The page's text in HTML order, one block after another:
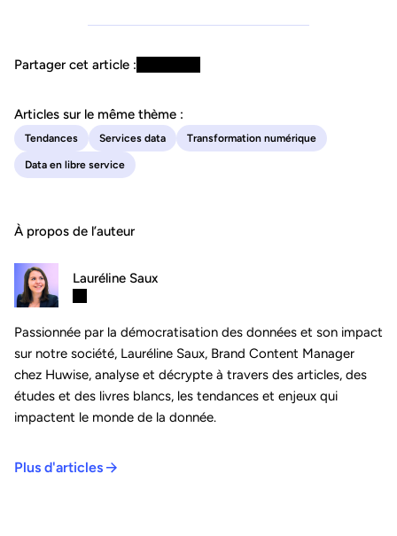
Partager cet article :
Articles sur le même thème :
Tendances Services data Transformation numérique
Data en libre service
À propos de l’auteur
Lauréline Saux
Passionnée par la démocratisation des données et son impact
sur notre société, Lauréline Saux, Brand Content Manager
chez Huwise, analyse et décrypte à travers des articles, des
études et des livres blancs, les tendances et enjeux qui
impactent le monde de la donnée.
Plus d'articles